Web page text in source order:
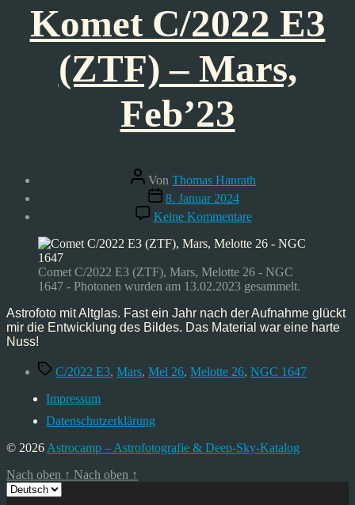
Komet C/2022 E3
(ZTF) – Mars,
Feb’23
Beitragsautor
Von Thomas Hanrath
Veröffentlichungsdatum
8. Januar 2024
Keine Kommentarezu
Komet
C/2022
(ZTF)
–
Feb’23
Comet C/2022 E3 (ZTF), Mars, Melotte 26 - NGC
1647 - Photonen wurden am 13.02.2023 gesammelt.
Astrofoto mit Altglas. Fast ein Jahr nach der Aufnahme glückt
mir die Entwicklung des Bildes. Das Material war eine harte
Nuss!
Schlagwörter
C/2022 E3, Mars, Mel 26, Melotte 26, NGC 1647
Impressum
Datenschutzerklärung
© 2026 Astrocamp – Astrofotografie & Deep-Sky-Katalog
Nach oben ↑ Nach oben ↑
Sprache
auswählen